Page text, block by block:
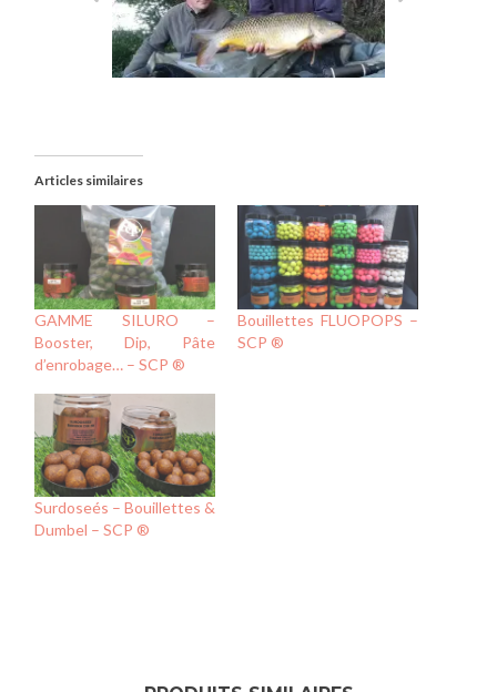
Articles similaires
GAMME SILURO –
Booster, Dip, Pâte
d’enrobage… – SCP ®
Bouillettes FLUOPOPS –
SCP ®
Surdoseés – Bouillettes &
Dumbel – SCP ®